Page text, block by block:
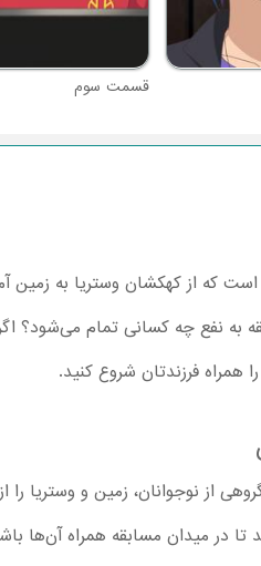
قسمت سوم
است که از کهکشان وستریا به
به نفع چه کسانی تمام می‌شود؟
از نوجوانان، زمین و وستریا
در میدان مسابقه همراه آن‌ها